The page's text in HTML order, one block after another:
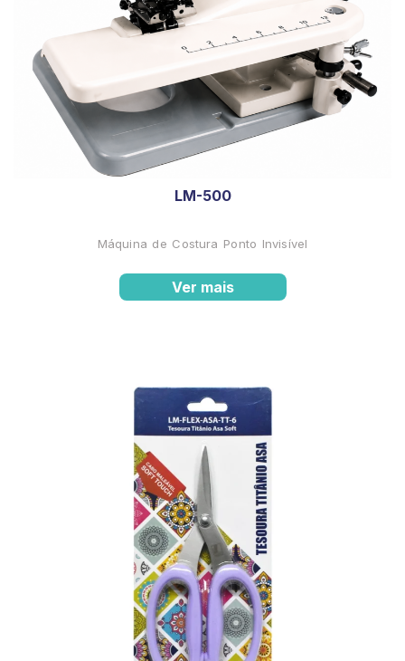
LM-500
Máquina de Costura Ponto Invisível
Ver mais